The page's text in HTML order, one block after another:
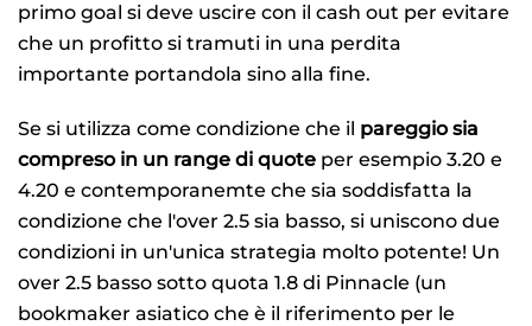
primo goal si deve uscire con il cash out per evitare
che un profitto si tramuti in una perdita
importante portandola sino alla fine.
Se si utilizza come condizione che il pareggio sia
compreso in un range di quote per esempio 3.20 e
4.20 e contemporanemte che sia soddisfatta la
condizione che l'over 2.5 sia basso, si uniscono due
condizioni in un'unica strategia molto potente! Un
over 2.5 basso sotto quota 1.8 di Pinnacle (un
bookmaker asiatico che è il riferimento per le